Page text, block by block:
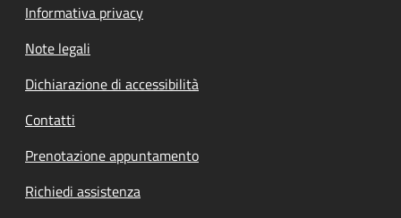
Informativa privacy
Note legali
Dichiarazione di accessibilità
Contatti
Prenotazione appuntamento
Richiedi assistenza